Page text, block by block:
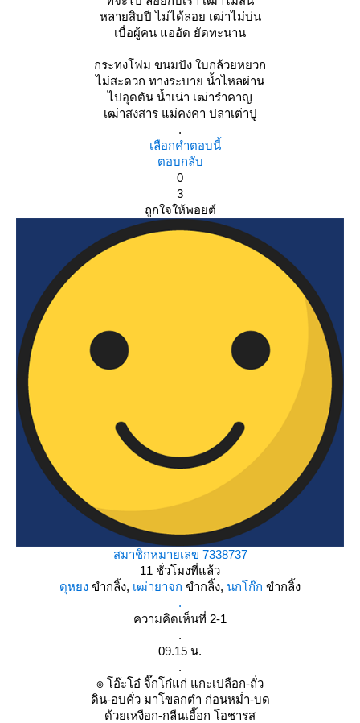
หลายสิบปี ไม่ได้ลอย เฒ่าไม่บ่น
เบื่อผู้คน แออัด ยัดทะนาน
กระทงโฟม ขนมปัง ใบกล้วยหยวก
ไม่สะดวก ทางระบาย น้ำไหลผ่าน
ไปอุดตัน น้ำเน่า เฒ่ารำคาญ
เฒ่าสงสาร แม่คงคา ปลาเต่าปู
.
เลือกคำตอบนี้
ตอบกลับ
0
3
ถูกใจให้พอยต์
สมาชิกหมายเลข 7338737
11 ชั่วโมงที่แล้ว
ดุหยง ขำกลิ้ง, เฒ่ายาจก ขำกลิ้ง, นกโก๊ก ขำกลิ้ง
.
ความคิดเห็นที่ 2-1
.
09.15 น.
.
๏ โอ๊ะโอ๋ จิ๊กโก๋แก่ แกะเปลือก-ถั่ว
ดิน-อบคั่ว มาโขลกตำ ก่อนหม่ำ-บด
ด้วยเหงือก-กลืนเอื๊อก โอชารส